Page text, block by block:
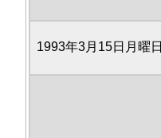
1993年3月15日月曜日